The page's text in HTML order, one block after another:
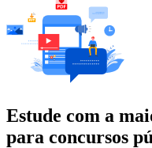
Estude com a
para concursos